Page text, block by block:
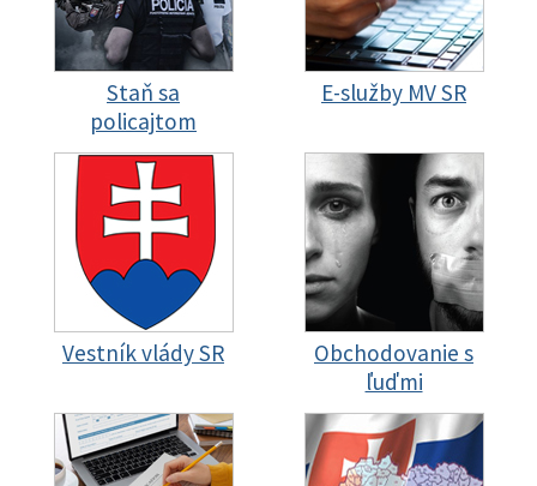
Staň sa
policajtom
E-služby MV SR
Vestník vlády SR
Obchodovanie s
ľuďmi